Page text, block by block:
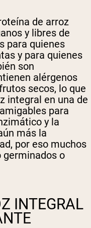
de arroz
y libres de
para quienes
y para quienes
son
alérgenos
secos, lo que
integral en una de
para
y la
más la
por eso muchos
germinados o
INTEGRAL